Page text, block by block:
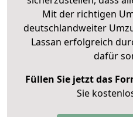
Mit der richtigen
deutschlandweiter
Lassan erfolgreich
dafür
Füllen Sie jetzt das
Sie